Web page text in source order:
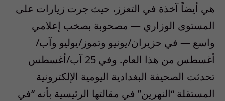
هي أيضاً آخذة في التعزز، حيث جرت زيارات على
المستوى الوزاري — مصحوبة بصخب إعلامي
واسع — في حزيران/يونيو وتموز/يوليو وآب/
أغسطس من هذا العام. وفي 25 آب/أغسطس
تحدثت الصحيفة البغدادية اليومية الإلكترونية
المستقلة “النهرين” في مقالتها الرئيسية بأنه “في